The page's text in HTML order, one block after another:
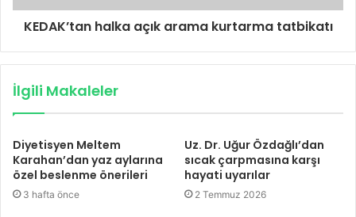
KEDAK’tan halka açık arama kurtarma tatbikatı
İlgili Makaleler
Diyetisyen Meltem
Karahan’dan yaz aylarına
özel beslenme önerileri
3 hafta önce
Uz. Dr. Uğur Özdağlı’dan
sıcak çarpmasına karşı
hayati uyarılar
2 Temmuz 2026